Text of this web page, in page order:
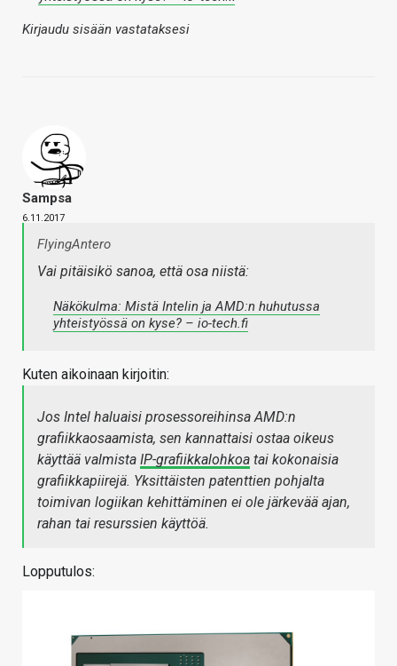
Kirjaudu sisään vastataksesi
Sampsa
6.11.2017
FlyingAntero
Vai pitäisikö sanoa, että osa niistä:
Näkökulma: Mistä Intelin ja AMD:n huhutussa
yhteistyössä on kyse? – io-tech.fi
Kuten aikoinaan kirjoitin:
Jos Intel haluaisi prosessoreihinsa AMD:n
grafiikkaosaamista, sen kannattaisi ostaa oikeus
käyttää valmista IP-grafiikkalohkoa tai kokonaisia
grafiikkapiirejä. Yksittäisten patenttien pohjalta
toimivan logiikan kehittäminen ei ole järkevää ajan,
rahan tai resurssien käyttöä.
Lopputulos: